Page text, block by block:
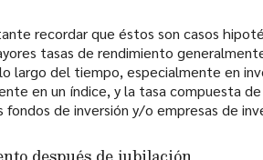
recordar que éstos son casos
tasas de rendimiento
largo del tiempo, especialmente en
en un índice, y la tasa compuesta
fondos de inversión y/o empresas de